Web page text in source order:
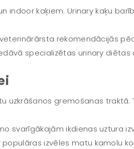
indoor kaķiem. Urinary kaķu
rekomendācijās
specializētas urinary
gremošanas traktā.
svarīgākajām ikdienas uztura
izvēles matu kamolu